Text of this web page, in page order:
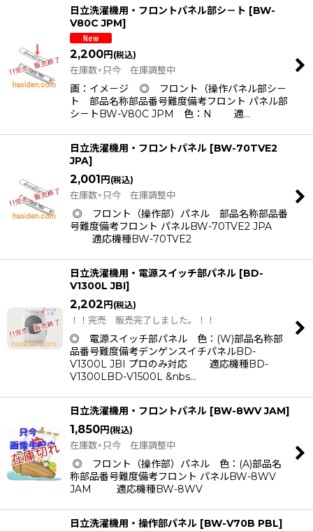
日立洗濯機用・フロントパネル部シ－ト [BW-
V80C JPM]
2,200円 (税込)
在庫数×只今 在庫調整中
画：イメ－ジ ◎ フロント（操作パネル部シ－
ト 部品名称部品番号難度備考フロント パネル部
シ－トBW-V80C JPM 色：N 適…
日立洗濯機用・フロントパネル [BW-70TVE2
JPA]
2,001円 (税込)
在庫数×只今 在庫調整中
◎ フロント（操作部）パネル 部品名称部品番
号難度備考フロント パネルBW-70TVE2 JPA
適応機種BW-70TVE2
日立洗濯機用・電源スイッチ部パネル [BD-
V1300L JBI]
2,202円 (税込)
！！完売 販売完了しました。！！
◎ 電源スイッチ部パネル 色：(W)部品名称部
品番号難度備考デンゲンスイチパネルBD-
V1300L JBI プロのみ対応 適応機種BD-
V1300LBD-V1500L &nbs…
日立洗濯機用・フロントパネル [BW-8WV JAM]
1,850円 (税込)
在庫数×只今 在庫調整中
◎ フロント（操作部）パネル 色：(A)部品名
称部品番号難度備考フロント パネルBW-8WV
JAM 適応機種BW-8WV
日立洗濯機用・操作部パネル [BW-V70B PBL]